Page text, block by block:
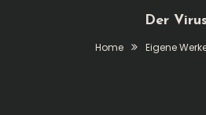
Der Virus
Home Eigene